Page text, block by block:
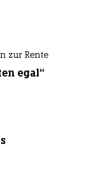
zur Rente
egal“